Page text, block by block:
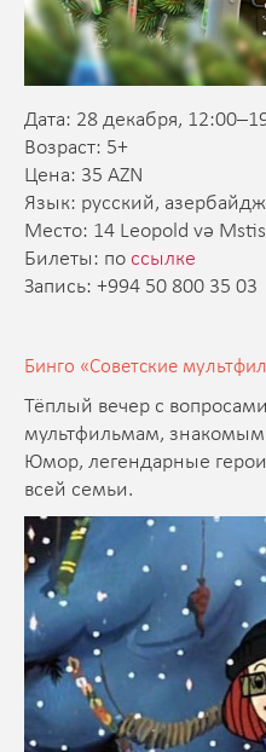
Дата: 28 декабря,
Возраст: 5+
Цена: 35 AZN
Язык: русский,
Место: 14 Leopold və
Билеты: по ссылке
Запись: +994 50 800 35 03
Бинго «Советские
Тёплый вечер с
мультфильмам, знакомым
Юмор, легендарные
всей семьи.